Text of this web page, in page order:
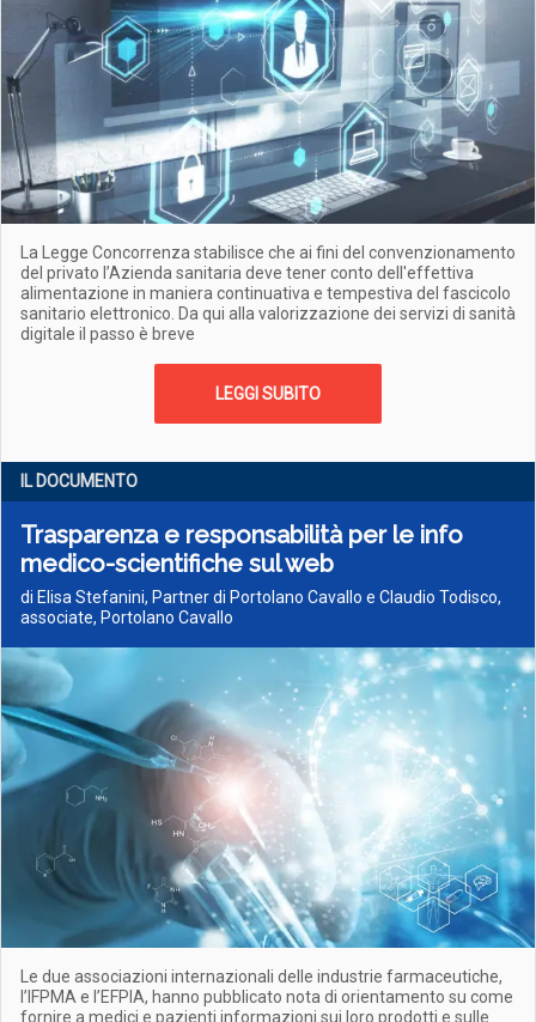
La Legge Concorrenza stabilisce che ai fini del convenzionamento
del privato l’Azienda sanitaria deve tener conto dell'effettiva
alimentazione in maniera continuativa e tempestiva del fascicolo
sanitario elettronico. Da qui alla valorizzazione dei servizi di sanità
digitale il passo è breve
LEGGI SUBITO
IL DOCUMENTO
Trasparenza e responsabilità per le info
medico-scientifiche sul web
di Elisa Stefanini, Partner di Portolano Cavallo e Claudio Todisco,
associate, Portolano Cavallo
Le due associazioni internazionali delle industrie farmaceutiche,
l’IFPMA e l’EFPIA, hanno pubblicato nota di orientamento su come
fornire a medici e pazienti informazioni sui loro prodotti e sulle